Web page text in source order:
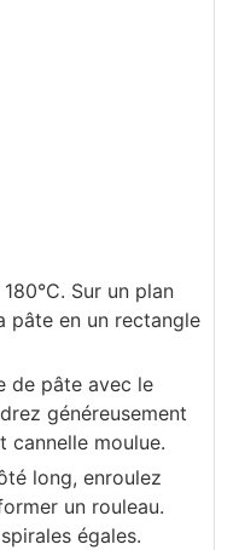
Sur un plan
pâte en un rectangle
de pâte avec le
généreusement
cannelle moulue.
long, enroulez
un rouleau.
égales.